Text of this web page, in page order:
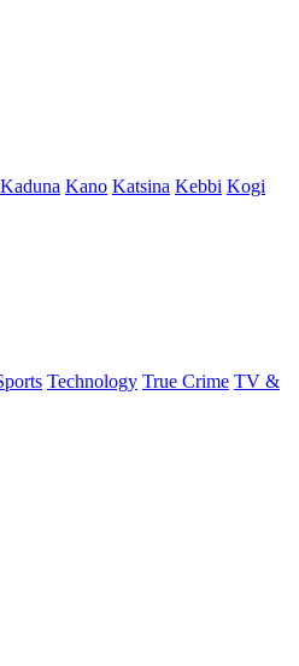
Kaduna Kano Katsina Kebbi Kogi
Technology True Crime TV &